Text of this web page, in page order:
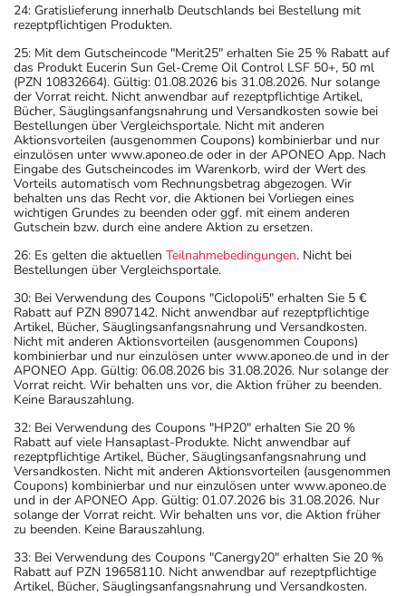
24: Gratislieferung innerhalb Deutschlands bei Bestellung mit
rezeptpflichtigen Produkten.
25: Mit dem Gutscheincode "Merit25" erhalten Sie 25 % Rabatt auf
das Produkt Eucerin Sun Gel-Creme Oil Control LSF 50+, 50 ml
(PZN 10832664). Gültig: 01.08.2026 bis 31.08.2026. Nur solange
der Vorrat reicht. Nicht anwendbar auf rezeptpflichtige Artikel,
Bücher, Säuglingsanfangsnahrung und Versandkosten sowie bei
Bestellungen über Vergleichsportale. Nicht mit anderen
Aktionsvorteilen (ausgenommen Coupons) kombinierbar und nur
einzulösen unter www.aponeo.de oder in der APONEO App. Nach
Eingabe des Gutscheincodes im Warenkorb, wird der Wert des
Vorteils automatisch vom Rechnungsbetrag abgezogen. Wir
behalten uns das Recht vor, die Aktionen bei Vorliegen eines
wichtigen Grundes zu beenden oder ggf. mit einem anderen
Gutschein bzw. durch eine andere Aktion zu ersetzen.
26: Es gelten die aktuellen Teilnahmebedingungen. Nicht bei
Bestellungen über Vergleichsportale.
30: Bei Verwendung des Coupons "Ciclopoli5" erhalten Sie 5 €
Rabatt auf PZN 8907142. Nicht anwendbar auf rezeptpflichtige
Artikel, Bücher, Säuglingsanfangsnahrung und Versandkosten.
Nicht mit anderen Aktionsvorteilen (ausgenommen Coupons)
kombinierbar und nur einzulösen unter www.aponeo.de und in der
APONEO App. Gültig: 06.08.2026 bis 31.08.2026. Nur solange der
Vorrat reicht. Wir behalten uns vor, die Aktion früher zu beenden.
Keine Barauszahlung.
32: Bei Verwendung des Coupons "HP20" erhalten Sie 20 %
Rabatt auf viele Hansaplast-Produkte. Nicht anwendbar auf
rezeptpflichtige Artikel, Bücher, Säuglingsanfangsnahrung und
Versandkosten. Nicht mit anderen Aktionsvorteilen (ausgenommen
Coupons) kombinierbar und nur einzulösen unter www.aponeo.de
und in der APONEO App. Gültig: 01.07.2026 bis 31.08.2026. Nur
solange der Vorrat reicht. Wir behalten uns vor, die Aktion früher
zu beenden. Keine Barauszahlung.
33: Bei Verwendung des Coupons "Canergy20" erhalten Sie 20 %
Rabatt auf PZN 19658110. Nicht anwendbar auf rezeptpflichtige
Artikel, Bücher, Säuglingsanfangsnahrung und Versandkosten.